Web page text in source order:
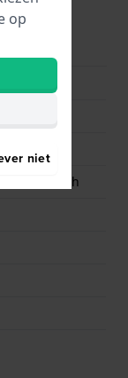
automatisch
op
niet